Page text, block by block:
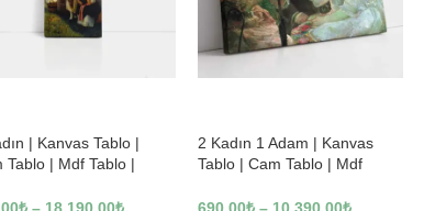
| Kanvas Tablo |
Tablo | Mdf Tablo |
2 Kadın 1 Adam | Kanvas
Tablo | Cam Tablo | Mdf